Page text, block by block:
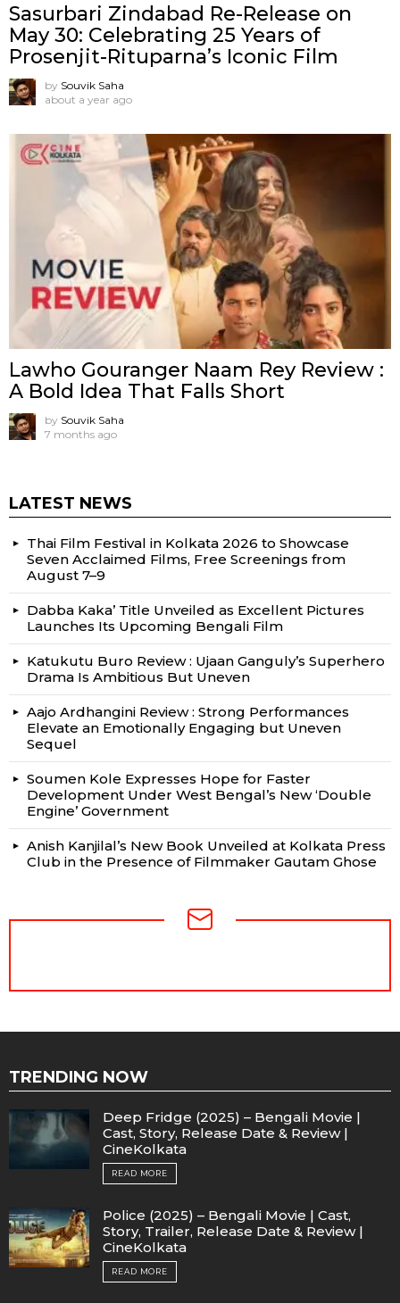
Sasurbari Zindabad Re-Release on
May 30: Celebrating 25 Years of
Prosenjit-Rituparna’s Iconic Film
by Souvik Saha
about a year ago
Lawho Gouranger Naam Rey Review :
A Bold Idea That Falls Short
by Souvik Saha
7 months ago
LATEST NEWS
Thai Film Festival in Kolkata 2026 to Showcase
Seven Acclaimed Films, Free Screenings from
August 7–9
Dabba Kaka’ Title Unveiled as Excellent Pictures
Launches Its Upcoming Bengali Film
Katukutu Buro Review : Ujaan Ganguly’s Superhero
Drama Is Ambitious But Uneven
Aajo Ardhangini Review : Strong Performances
Elevate an Emotionally Engaging but Uneven
Sequel
Soumen Kole Expresses Hope for Faster
Development Under West Bengal’s New ‘Double
Engine’ Government
Anish Kanjilal’s New Book Unveiled at Kolkata Press
Club in the Presence of Filmmaker Gautam Ghose
TRENDING NOW
Deep Fridge (2025) – Bengali Movie |
Cast, Story, Release Date & Review |
CineKolkata
READ MORE
Police (2025) – Bengali Movie | Cast,
Story, Trailer, Release Date & Review |
CineKolkata
READ MORE